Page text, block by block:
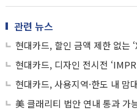
관련 뉴스
현대카드, 할인 금액 제한 없는
현대카드, 디자인 전시전
현대카드, 사용지역·한도 내 맘
美 클래리티 법안 연내 통과